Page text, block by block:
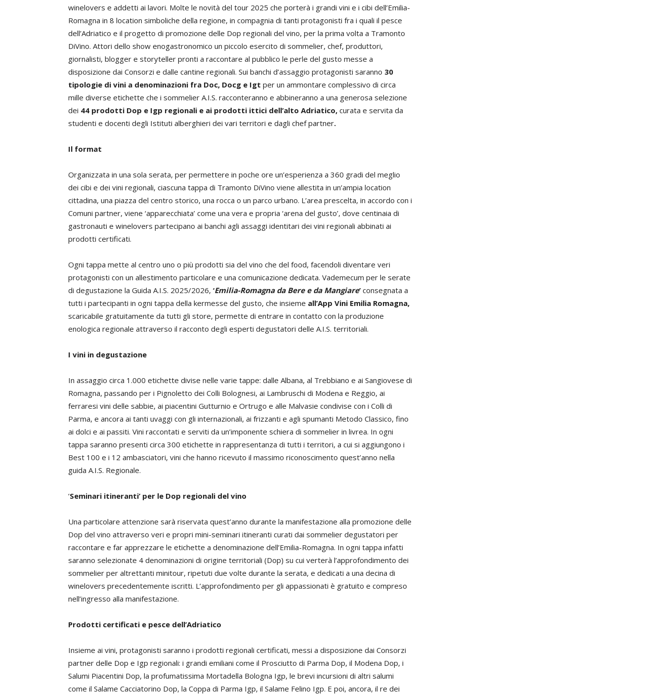
winelovers e addetti ai lavori. Molte le novità del tour 2025 che porterà i grandi vini e i cibi dell’Emilia-
Romagna in 8 location simboliche della regione, in compagnia di tanti protagonisti fra i quali il pesce
dell’Adriatico e il progetto di promozione delle Dop regionali del vino, per la prima volta a Tramonto
DiVino. Attori dello show enogastronomico un piccolo esercito di sommelier, chef, produttori,
giornalisti, blogger e storyteller pronti a raccontare al pubblico le perle del gusto messe a
disposizione dai Consorzi e dalle cantine regionali. Sui banchi d’assaggio protagonisti saranno 30
tipologie di vini a denominazioni fra Doc, Docg e Igt per un ammontare complessivo di circa
mille diverse etichette che i sommelier A.I.S. racconteranno e abbineranno a una generosa selezione
dei 44 prodotti Dop e Igp regionali e ai prodotti ittici dell’alto Adriatico, curata e servita da
studenti e docenti degli Istituti alberghieri dei vari territori e dagli chef partner.
Il format
Organizzata in una sola serata, per permettere in poche ore un’esperienza a 360 gradi del meglio
dei cibi e dei vini regionali, ciascuna tappa di Tramonto DiVino viene allestita in un’ampia location
cittadina, una piazza del centro storico, una rocca o un parco urbano. L’area prescelta, in accordo con i
Comuni partner, viene ‘apparecchiata’ come una vera e propria ‘arena del gusto’, dove centinaia di
gastronauti e winelovers partecipano ai banchi agli assaggi identitari dei vini regionali abbinati ai
prodotti certificati.
Ogni tappa mette al centro uno o più prodotti sia del vino che del food, facendoli diventare veri
protagonisti con un allestimento particolare e una comunicazione dedicata. Vademecum per le serate
di degustazione la Guida A.I.S. 2025/2026, ‘Emilia-Romagna da Bere e da Mangiare’ consegnata a
tutti i partecipanti in ogni tappa della kermesse del gusto, che insieme all’App Vini Emilia Romagna,
scaricabile gratuitamente da tutti gli store, permette di entrare in contatto con la produzione
enologica regionale attraverso il racconto degli esperti degustatori delle A.I.S. territoriali.
I vini in degustazione
In assaggio circa 1.000 etichette divise nelle varie tappe: dalle Albana, al Trebbiano e ai Sangiovese di
Romagna, passando per i Pignoletto dei Colli Bolognesi, ai Lambruschi di Modena e Reggio, ai
ferraresi vini delle sabbie, ai piacentini Gutturnio e Ortrugo e alle Malvasie condivise con i Colli di
Parma, e ancora ai tanti uvaggi con gli internazionali, ai frizzanti e agli spumanti Metodo Classico, fino
ai dolci e ai passiti. Vini raccontati e serviti da un’imponente schiera di sommelier in livrea. In ogni
tappa saranno presenti circa 300 etichette in rappresentanza di tutti i territori, a cui si aggiungono i
Best 100 e i 12 ambasciatori, vini che hanno ricevuto il massimo riconoscimento quest’anno nella
guida A.I.S. Regionale.
‘Seminari itineranti’ per le Dop regionali del vino
Una particolare attenzione sarà riservata quest’anno durante la manifestazione alla promozione delle
Dop del vino attraverso veri e propri mini-seminari itineranti curati dai sommelier degustatori per
raccontare e far apprezzare le etichette a denominazione dell’Emilia-Romagna. In ogni tappa infatti
saranno selezionate 4 denominazioni di origine territoriali (Dop) su cui verterà l’approfondimento dei
sommelier per altrettanti minitour, ripetuti due volte durante la serata, e dedicati a una decina di
winelovers precedentemente iscritti. L’approfondimento per gli appassionati è gratuito e compreso
nell’ingresso alla manifestazione.
Prodotti certificati e pesce dell’Adriatico
Insieme ai vini, protagonisti saranno i prodotti regionali certificati, messi a disposizione dai Consorzi
partner delle Dop e Igp regionali: i grandi emiliani come il Prosciutto di Parma Dop, il Modena Dop, i
Salumi Piacentini Dop, la profumatissima Mortadella Bologna Igp, le brevi incursioni di altri salumi
come il Salame Cacciatorino Dop, la Coppa di Parma Igp, il Salame Felino Igp. E poi, ancora, il re dei